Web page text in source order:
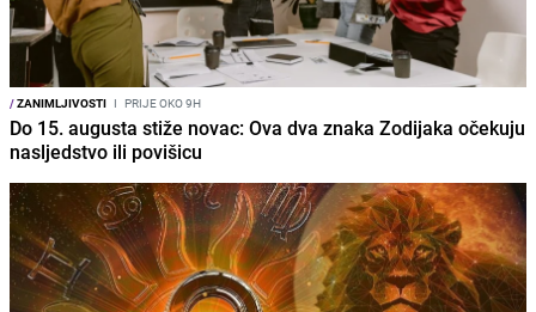
/ZANIMLJIVOSTI I PRIJE OKO 9H
Do 15. augusta stiže novac: Ova dva znaka Zodijaka očekuju
nasljedstvo ili povišicu